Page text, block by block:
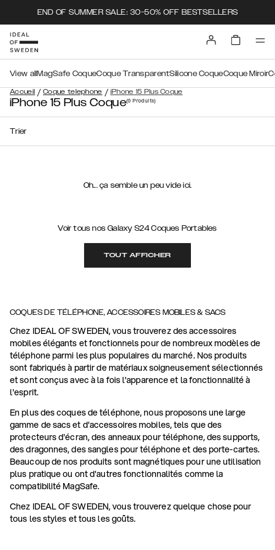
END OF SUMMER SALE: 30-50% OFF BESTSELLERS
Accueil / Coque telephone / iPhone 15 Plus Coque
View all MagSafe CoqueCoque TransparentSilicone CoqueCoque Miroir
iPhone 15 Plus Coque(0Produits)
Trier
Oh... ça semble un peu vide ici.
Voir tous nos Galaxy S24 Coques Portables
TOUT AFFICHER
COQUES DE TÉLÉPHONE, ACCESSOIRES MOBILES & SACS
Chez IDEAL OF SWEDEN, vous trouverez des accessoires
mobiles élégants et fonctionnels pour de nombreux modèles de
téléphone parmi les plus populaires du marché. Nos produits
sont fabriqués à partir de matériaux soigneusement sélectionnés
et sont conçus avec à la fois l'apparence et la fonctionnalité à
l'esprit.
En plus des coques de téléphone, nous proposons une large
gamme de sacs et d'accessoires mobiles, tels que des
protecteurs d'écran, des anneaux pour téléphone, des supports,
des dragonnes, des sangles pour téléphone et des porte-cartes.
Beaucoup de nos produits sont magnétiques pour une utilisation
plus pratique ou ont d'autres fonctionnalités comme la
compatibilité MagSafe.
Chez IDEAL OF SWEDEN, vous trouverez quelque chose pour
tous les styles et tous les goûts.